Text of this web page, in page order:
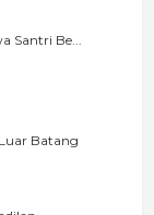
Santri Be...
Batang